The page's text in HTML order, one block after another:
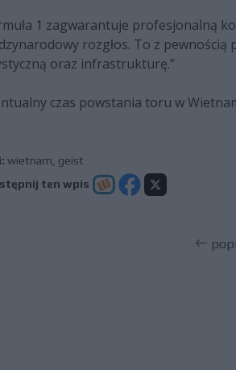
1 zagwarantuje profesjonalną
rozgłos. To z
oraz infrastrukturę.”
czas powstania toru w
wietnam geist
ten wpis